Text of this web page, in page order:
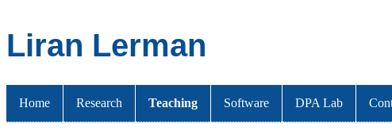
Liran Lerman
Home Research Teaching Software DPA Lab